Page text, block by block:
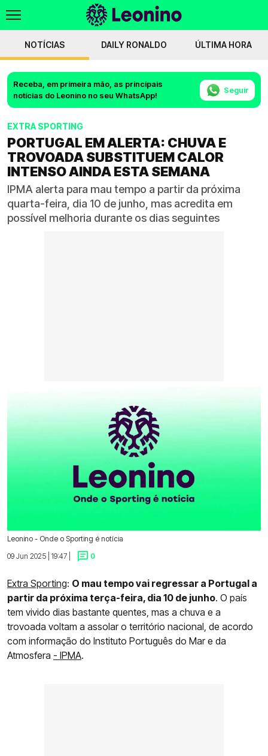
NOTÍCIAS DAILY RONALDO ÚLTIMA HORA
Receba, em primeira mão, as principais
notícias do Leonino no seu WhatsApp!
Seguir
EXTRA SPORTING
PORTUGAL EM ALERTA: CHUVA E
TROVOADA SUBSTITUEM CALOR
INTENSO AINDA ESTA SEMANA
IPMA alerta para mau tempo a partir da próxima
quarta-feira, dia 10 de junho, mas acredita em
possível melhoria durante os dias seguintes
Leonino - Onde o Sporting é notícia
09 Jun 2025 | 19:47 |
0
Extra Sporting: O mau tempo vai regressar a Portugal a
partir da próxima terça-feira, dia 10 de junho. O país
tem vivido dias bastante quentes, mas a chuva e a
trovoada voltam a assolar o território nacional, de acordo
com informação do Instituto Português do Mar e da
Atmosfera - IPMA.